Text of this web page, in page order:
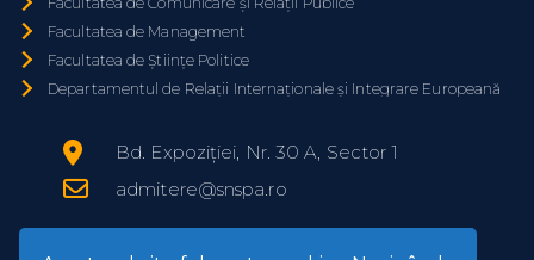
Facultatea de Management
Facultatea de Științe Politice
Departamentul de Relații Internaționale și Integrare Europeană
Bd. Expoziției, Nr. 30 A, Sector 1
admitere@snspa.ro